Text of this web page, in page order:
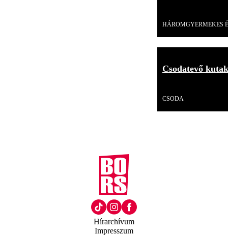
HÁROMGYERMEKES
Csodatevő
CSODA
Hírarchívum
Impresszum